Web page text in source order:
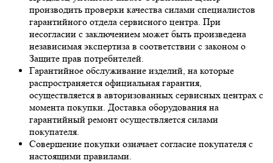
производить проверки качества силами специалистов
гарантийного отдела сервисного центра. При
несогласии с заключением может быть произведена
независимая экспертиза в соответствии с законом о
Защите прав потребителей.
Гарантийное обслуживание изделий, на которые
распространяется официальная гарантия,
осуществляется в авторизованных сервисных центрах с
момента покупки. Доставка оборудования на
гарантийный ремонт осуществляется силами
покупателя.
Совершение покупки означает согласие покупателя с
настоящими правилами.